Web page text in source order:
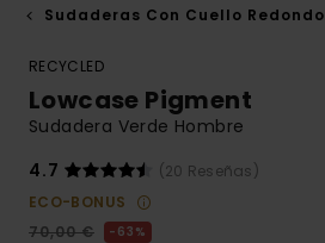
Sudaderas Con Cuello Redondo
RECYCLED
Lowcase Pigment
Sudadera Verde Hombre
4.7
(20 Reseñas)
ECO-BONUS
70,00 €
63%